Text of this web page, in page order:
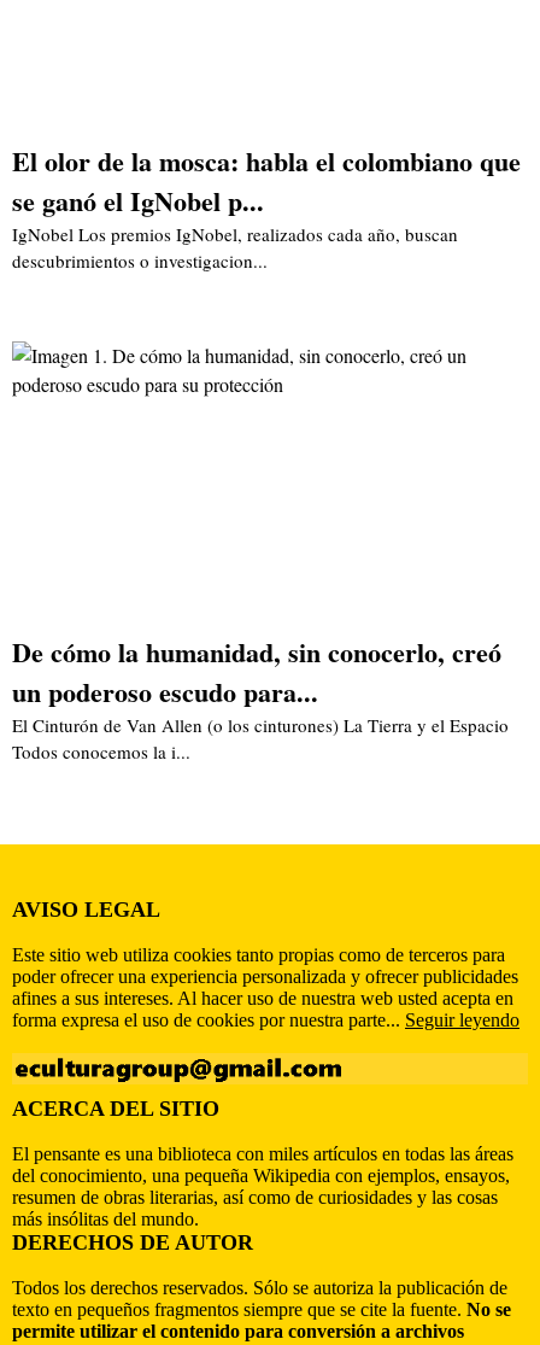
El olor de la mosca: habla el colombiano que
se ganó el IgNobel p...
IgNobel Los premios IgNobel, realizados cada año, buscan
descubrimientos o investigacion...
De cómo la humanidad, sin conocerlo, creó
un poderoso escudo para...
El Cinturón de Van Allen (o los cinturones) La Tierra y el Espacio
Todos conocemos la i...
AVISO LEGAL
Este sitio web utiliza cookies tanto propias como de terceros para
poder ofrecer una experiencia personalizada y ofrecer publicidades
afines a sus intereses. Al hacer uso de nuestra web usted acepta en
forma expresa el uso de cookies por nuestra parte... Seguir leyendo
ACERCA DEL SITIO
El pensante es una biblioteca con miles artículos en todas las áreas
del conocimiento, una pequeña Wikipedia con ejemplos, ensayos,
resumen de obras literarias, así como de curiosidades y las cosas
más insólitas del mundo.
DERECHOS DE AUTOR
Todos los derechos reservados. Sólo se autoriza la publicación de
texto en pequeños fragmentos siempre que se cite la fuente. No se
permite utilizar el contenido para conversión a archivos